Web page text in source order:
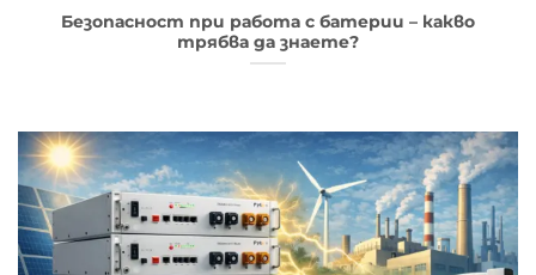
Безопасност при работа с батерии – какво
трябва да знаете?